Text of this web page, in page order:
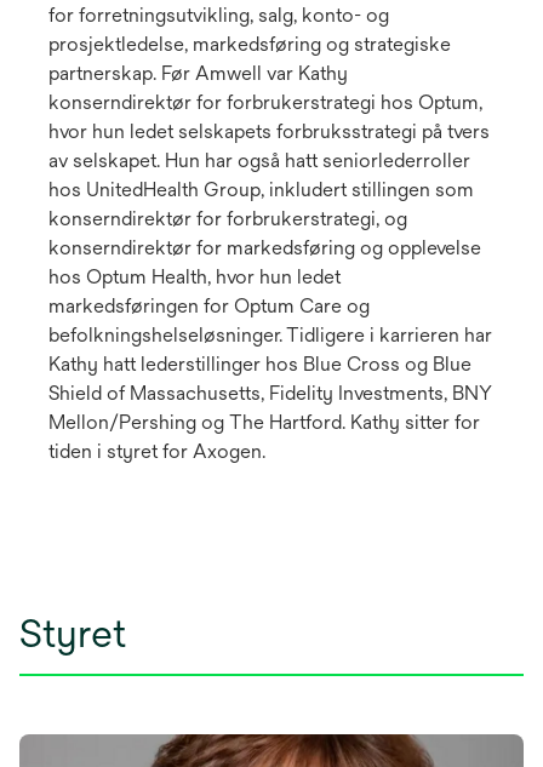
for forretningsutvikling, salg, konto- og
prosjektledelse, markedsføring og strategiske
partnerskap. Før Amwell var Kathy
konserndirektør for forbrukerstrategi hos Optum,
hvor hun ledet selskapets forbruksstrategi på tvers
av selskapet. Hun har også hatt seniorlederroller
hos UnitedHealth Group, inkludert stillingen som
konserndirektør for forbrukerstrategi, og
konserndirektør for markedsføring og opplevelse
hos Optum Health, hvor hun ledet
markedsføringen for Optum Care og
befolkningshelseløsninger. Tidligere i karrieren har
Kathy hatt lederstillinger hos Blue Cross og Blue
Shield of Massachusetts, Fidelity Investments, BNY
Mellon/Pershing og The Hartford. Kathy sitter for
tiden i styret for Axogen.
Styret